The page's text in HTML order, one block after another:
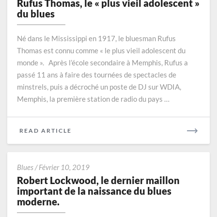
vieil
adolescent
»
du
blues
Rufus Thomas, le « plus vieil adolescent »
du blues
Né dans le Mississippi en 1917, le bluesman Rufus
Thomas est connu comme « le plus vieil adolescent du
monde ». Après l’école secondaire à Memphis, Rufus a
passé 11 ans à faire des tournées de spectacles de
minstrels, puis a décroché un poste de DJ sur WDIA,
Memphis, la première station de radio du pays …
READ ARTICLE
MORE
Blues/Février 10, 2019Robert
Lockwood,
le
Robert Lockwood, le dernier maillon
important de la naissance du blues
moderne.